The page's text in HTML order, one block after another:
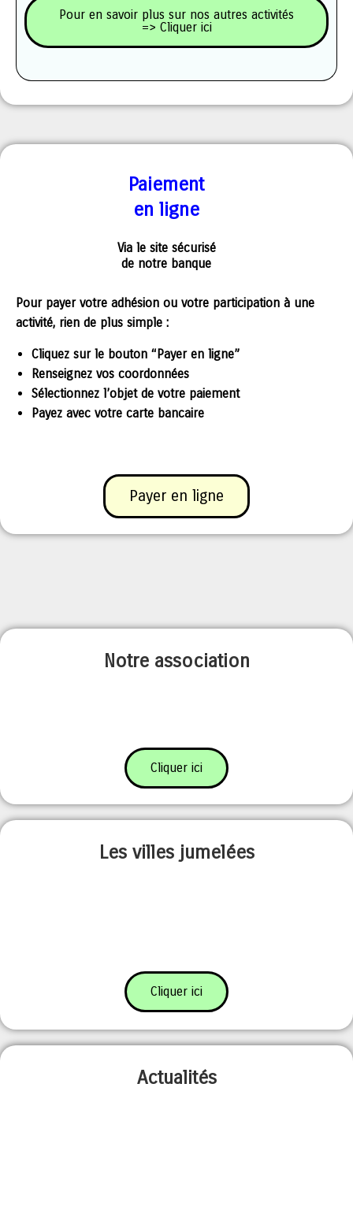
Pour en savoir plus sur nos autres activités
=> Cliquer ici
Paiement
en ligne
Via le site sécurisé
de notre banque
Pour payer votre adhésion ou votre participation à une
activité, rien de plus simple :
Cliquez sur le bouton “Payer en ligne”
Renseignez vos coordonnées
Sélectionnez l’objet de votre paiement
Payez avec votre carte bancaire
Payer en ligne
Notre association
Cliquer ici
Les villes jumelées
Cliquer ici
Actualités